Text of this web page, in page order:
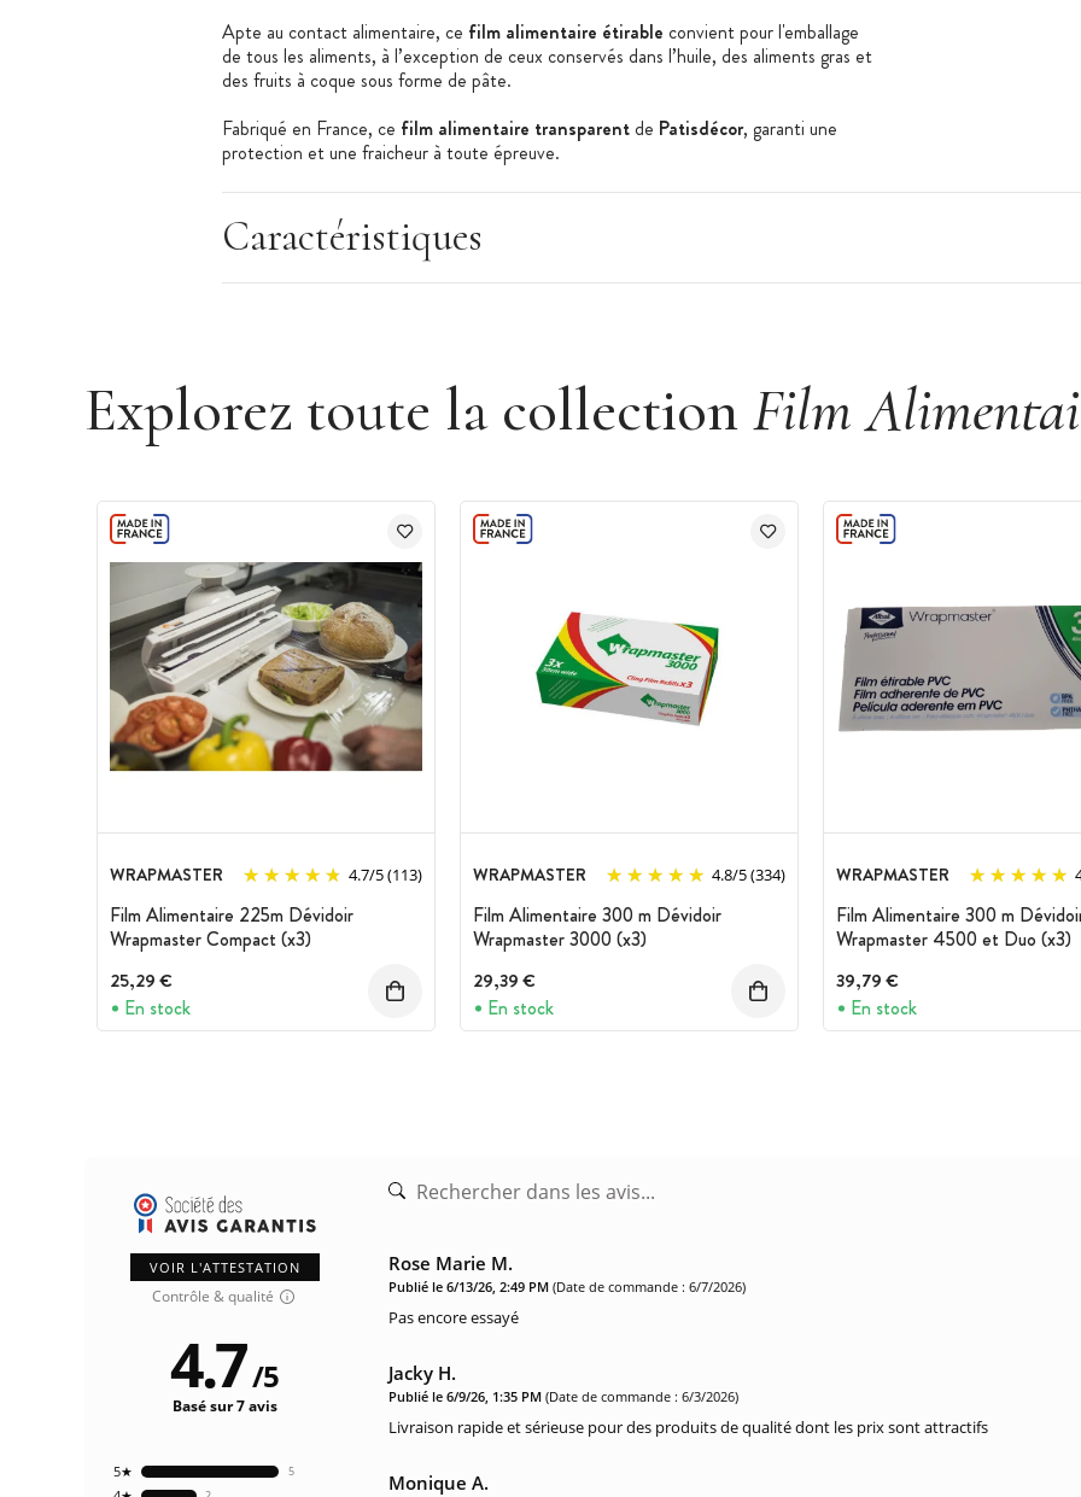
Apte au contact alimentaire, ce film alimentaire étirable convient pour l'emballage
de tous les aliments, à l’exception de ceux conservés dans l’huile, des aliments gras et
des fruits à coque sous forme de pâte.
Fabriqué en France, ce film alimentaire transparent de Patisdécor, garanti une
protection et une fraicheur à toute épreuve.
Les + produit :
Boîte distributrice avec système de découpe intégré
Film alimentaire transparent
Caractéristiques du film alimentaire :
Film alimentaire étirable
Utilisation : emballage de tous les aliments, sauf les aliments conservés dans l'huile,
ceux 100% gras (lard) et les fruits à coque sous forme de pâte ou de crème.
Système de découpe intégré
Origine : France
Marque : Patisdécor
Caractéristiques
Explorez toute la collection Film
WRAPMASTER 4.7/5(113)
Film Alimentaire 225m Dévidoir
Wrapmaster Compact (x3)
25,29 €
En stock
WRAPMASTER 4.8/5(334)
Film Alimentaire 300 m Dévidoir
Wrapmaster 3000 (x3)
29,39 €
En stock
WRAPMASTER
Film Alimentaire 300 m
Wrapmaster 4500 et Duo (x3)
39,79 €
En stock
VOIR L'ATTESTATION
Contrôle & qualité
5
5★
4.7/5
Basé sur 7 avis
Rose Marie M.
Publié le 6/13/26, 2:49 PM (Date de commande : 6/7/2026)
Pas encore essayé
Jacky H.
Publié le 6/9/26, 1:35 PM (Date de commande : 6/3/2026)
Livraison rapide et sérieuse pour des produits de qualité dont les prix sont attractifs
Monique A.